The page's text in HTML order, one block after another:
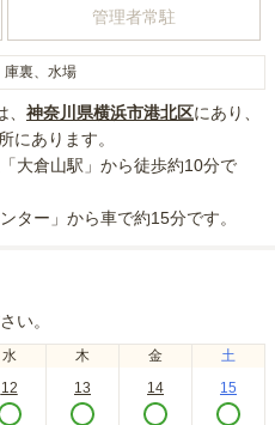
管理者常駐
庫裏、水場
、 神奈川県横浜市港北区にあり 、
にあり ます。
大倉山駅」から徒歩約10分で
ター」から車で約15分です。
い。
水 木 金 土
12 13 14 15